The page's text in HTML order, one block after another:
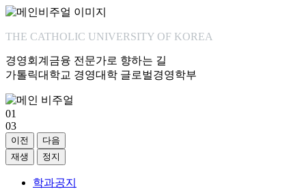
THE CATHOLIC UNIVERSITY OF KOREA
경영회계금융 전문가로 향하는 길
가톨릭대학교 경영대학 글로벌경영학부
01
03
이전
다음
재생
정지
학과공지